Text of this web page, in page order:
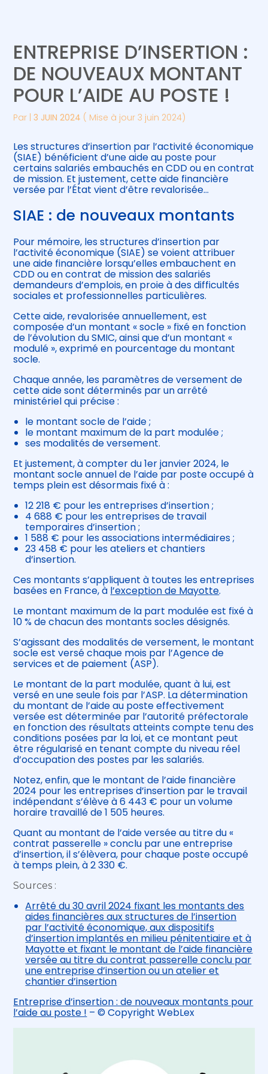
Gérer votre quotidien
Piloter votre entreprise
Développer votre entreprise
Construire votre patrimoine
Être prêt pour la facturation
électronique
Suivre votre comptabilité
Gérer vos ressources humaines
ENTREPRISE D’INSERTION :
DE NOUVEAUX MONTANT
POUR L’AIDE AU POSTE !
Par |3 JUIN 2024 ( Mise à jour 3 juin 2024)
Les structures d’insertion par l’activité économique
(SIAE) bénéficient d’une aide au poste pour
certains salariés embauchés en CDD ou en contrat
de mission. Et justement, cette aide financière
versée par l’État vient d’être revalorisée…
SIAE : de nouveaux montants
Pour mémoire, les structures d’insertion par
l’activité économique (SIAE) se voient attribuer
une aide financière lorsqu’elles embauchent en
CDD ou en contrat de mission des salariés
demandeurs d’emplois, en proie à des difficultés
sociales et professionnelles particulières.
Cette aide, revalorisée annuellement, est
composée d’un montant « socle » fixé en fonction
de l’évolution du SMIC, ainsi que d’un montant «
modulé », exprimé en pourcentage du montant
socle.
Chaque année, les paramètres de versement de
cette aide sont déterminés par un arrêté
ministériel qui précise :
le montant socle de l’aide ;
le montant maximum de la part modulée ;
ses modalités de versement.
Et justement, à compter du 1er janvier 2024, le
montant socle annuel de l’aide par poste occupé à
temps plein est désormais fixé à :
12 218 € pour les entreprises d’insertion ;
4 688 € pour les entreprises de travail
temporaires d’insertion ;
1 588 € pour les associations intermédiaires ;
23 458 € pour les ateliers et chantiers
d’insertion.
Ces montants s’appliquent à toutes les entreprises
basées en France, à l’exception de Mayotte.
Le montant maximum de la part modulée est fixé à
10 % de chacun des montants socles désignés.
S’agissant des modalités de versement, le montant
socle est versé chaque mois par l’Agence de
services et de paiement (ASP).
Le montant de la part modulée, quant à lui, est
versé en une seule fois par l’ASP. La détermination
du montant de l’aide au poste effectivement
versée est déterminée par l’autorité préfectorale
en fonction des résultats atteints compte tenu des
conditions posées par la loi, et ce montant peut
être régularisé en tenant compte du niveau réel
d’occupation des postes par les salariés.
Notez, enfin, que le montant de l’aide financière
2024 pour les entreprises d’insertion par le travail
indépendant s’élève à 6 443 € pour un volume
horaire travaillé de 1 505 heures.
Quant au montant de l’aide versée au titre du «
contrat passerelle » conclu par une entreprise
d’insertion, il s’élèvera, pour chaque poste occupé
à temps plein, à 2 330 €.
Sources :
Arrêté du 30 avril 2024 fixant les montants des
aides financières aux structures de l’insertion
par l’activité économique, aux dispositifs
d’insertion implantés en milieu pénitentiaire et à
Mayotte et fixant le montant de l’aide financière
versée au titre du contrat passerelle conclu par
une entreprise d’insertion ou un atelier et
chantier d’insertion
Entreprise d’insertion : de nouveaux montants pour
l’aide au poste ! – © Copyright WebLex